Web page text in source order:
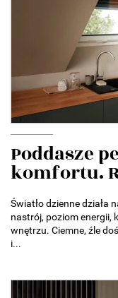
Poddasze
komfortu.
Światło dzienne działa
nastrój, poziom energii,
wnętrzu. Ciemne, źle
i...